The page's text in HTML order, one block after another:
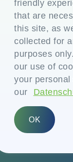
friendly
that are
this site, as
collected for
purposes
our use of
your
our
OK
P.O. Vasind,
Maharashtra
+91-22-
German